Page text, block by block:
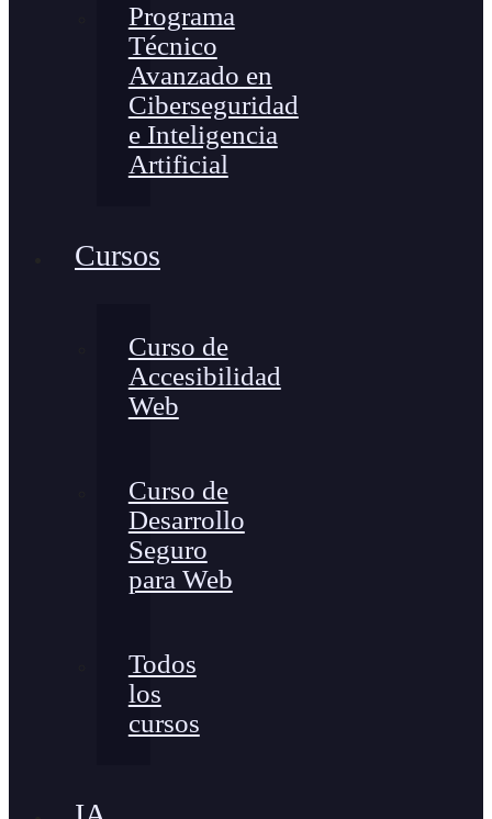
Programa
Técnico
Avanzado en
Ciberseguridad
e Inteligencia
Artificial
Cursos
Curso de
Accesibilidad
Web
Curso de
Desarrollo
Seguro
para Web
Todos
los
cursos